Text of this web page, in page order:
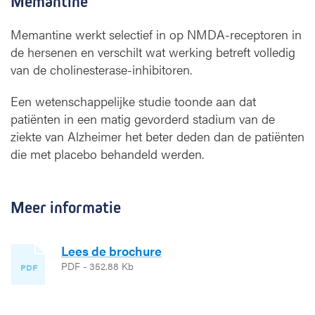
Memantine werkt selectief in op NMDA-receptoren in
de hersenen en verschilt wat werking betreft volledig
van de cholinesterase-inhibitoren.
Een wetenschappelijke studie toonde aan dat
patiënten in een matig gevorderd stadium van de
ziekte van Alzheimer het beter deden dan de patiënten
die met placebo behandeld werden.
Meer informatie
PDF
Lees de brochure
PDF - 352.88 Kb